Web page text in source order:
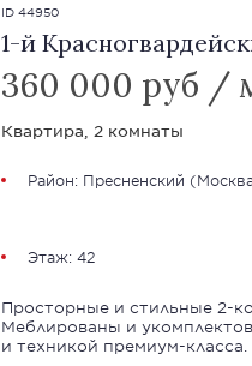
ID 44950
1-й
360 000 руб /
Квартира, 2 комнаты
Район: Пресненский (
Этаж: 42
Просторные и стильные 2-
Меблированы и
и техникой премиум-